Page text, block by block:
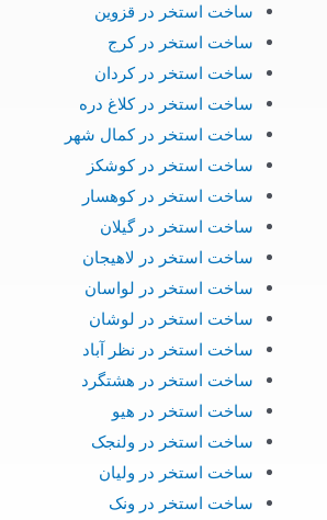
ساخت استخر در قزوین
ساخت استخر در کرج
ساخت استخر در کردان
ساخت استخر در کلاغ دره
ساخت استخر در کمال شهر
ساخت استخر در کوشکز
ساخت استخر در کوهسار
ساخت استخر در گیلان
ساخت استخر در لاهیجان
ساخت استخر در لواسان
ساخت استخر در لوشان
ساخت استخر در نظر آباد
ساخت استخر در هشتگرد
ساخت استخر در هیو
ساخت استخر در ولنجک
ساخت استخر در ولیان
ساخت استخر در ونک